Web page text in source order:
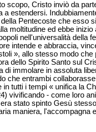
scopo, Cristo inviò da
estendersi.
Pentecoste che esso
moltitudine ed ebbe
nell'universalità della
intende e abbraccia,
», allo stesso modo
dello Spirito Santo sul
di immolare in assoluta
che entrambi
in tutti i tempi « unifica la
vivificando - come loro
stato spinto Gesù
maniera, l'accompagna